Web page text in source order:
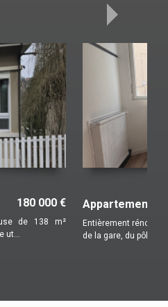
400 €
étage d'un petit immeuble proche
et des co...